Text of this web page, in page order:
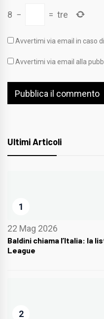
8 − = tre
Avvertimi via email in caso
Avvertimi via email alla
Ultimi Articoli
1
22 Mag 2026
Baldini chiama l’Italia: la
League
2